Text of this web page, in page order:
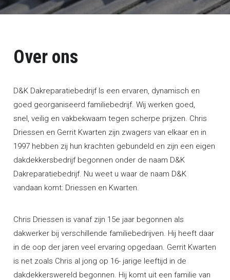
Over ons
D&K Dakreparatiebedrijf Is een ervaren, dynamisch en
goed georganiseerd familiebedrijf. Wij werken goed,
snel, veilig en vakbekwaam tegen scherpe prijzen. Chris
Driessen en Gerrit Kwarten zijn zwagers van elkaar en in
1997 hebben zij hun krachten gebundeld en zijn een eigen
dakdekkersbedrijf begonnen onder de naam D&K
Dakreparatiebedrijf. Nu weet u waar de naam D&K
vandaan komt: Driessen en Kwarten.
Chris Driessen is vanaf zijn 15e jaar begonnen als
dakwerker bij verschillende familiebedrijven. Hij heeft daar
in de oop der jaren veel ervaring opgedaan. Gerrit Kwarten
is net zoals Chris al jong op 16- jarige leeftijd in de
dakdekkerswereld begonnen. Hij komt uit een familie van